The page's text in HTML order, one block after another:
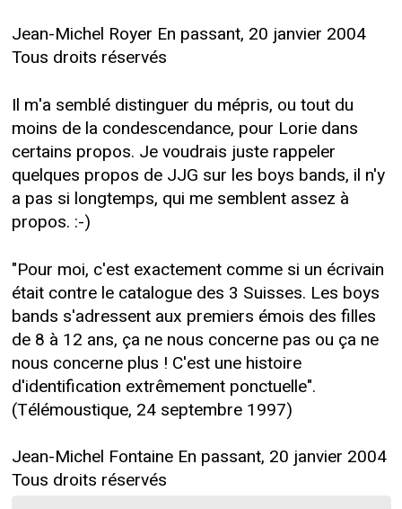
Jean-Michel Royer En passant, 20 janvier 2004
Tous droits réservés
Il m'a semblé distinguer du mépris, ou tout du
moins de la condescendance, pour Lorie dans
certains propos. Je voudrais juste rappeler
quelques propos de JJG sur les boys bands, il n'y
a pas si longtemps, qui me semblent assez à
propos. :-)
"Pour moi, c'est exactement comme si un écrivain
était contre le catalogue des 3 Suisses. Les boys
bands s'adressent aux premiers émois des filles
de 8 à 12 ans, ça ne nous concerne pas ou ça ne
nous concerne plus ! C'est une histoire
d'identification extrêmement ponctuelle".
(Télémoustique, 24 septembre 1997)
Jean-Michel Fontaine En passant, 20 janvier 2004
Tous droits réservés